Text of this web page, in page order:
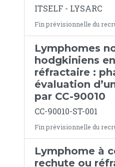
ITSELF - LYSARC
Fin prévisionnelle du
Lymphomes
hodgkiniens
réfractaire :
évaluation
par CC-90010
CC-90010-ST-001
Fin prévisionnelle du
Lymphome à
rechute ou